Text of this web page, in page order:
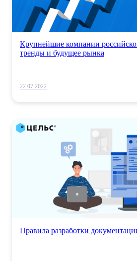
Крупнейшие компании
тренды и будущее рынка
22.07.2022
Правила разработки